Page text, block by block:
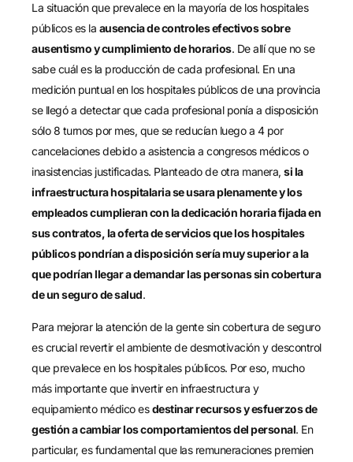
La situación que prevalece en la mayoría de los hospitales
públicos es la ausencia de controles efectivos sobre
ausentismo y cumplimiento de horarios. De allí que no se
sabe cuál es la producción de cada profesional. En una
medición puntual en los hospitales públicos de una provincia
se llegó a detectar que cada profesional ponía a disposición
sólo 8 turnos por mes, que se reducían luego a 4 por
cancelaciones debido a asistencia a congresos médicos o
inasistencias justificadas. Planteado de otra manera, si la
infraestructura hospitalaria se usara plenamente y los
empleados cumplieran con la dedicación horaria fijada en
sus contratos, la oferta de servicios que los hospitales
públicos pondrían a disposición sería muy superior a la
que podrían llegar a demandar las personas sin cobertura
de un seguro de salud.
Para mejorar la atención de la gente sin cobertura de seguro
es crucial revertir el ambiente de desmotivación y descontrol
que prevalece en los hospitales públicos. Por eso, mucho
más importante que invertir en infraestructura y
equipamiento médico esdestinar recursos y esfuerzos de
gestión a cambiar los comportamientos del personal. En
particular, es fundamental que las remuneraciones premien